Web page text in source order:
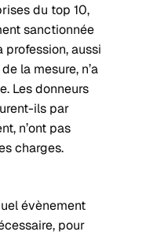
du top 10,
sanctionnée
profession, aussi
la mesure, n’a
Les donneurs
ils par
n’ont pas
charges.
évènement
pour